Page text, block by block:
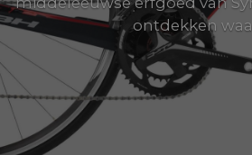
ontdekken